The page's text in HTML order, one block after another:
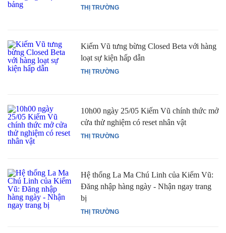
THỊ TRƯỜNG
THỊ TRƯỜNG
Kiếm Vũ tưng bừng Closed Beta với hàng
loạt sự kiện hấp dẫn
THỊ TRƯỜNG
10h00 ngày 25/05 Kiếm Vũ chính thức mở
cửa thử nghiệm có reset nhân vật
THỊ TRƯỜNG
Hệ thống La Ma Chú Linh của Kiếm Vũ:
Đăng nhập hàng ngày - Nhận ngay trang
bị